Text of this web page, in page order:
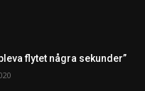
flytet några sekunder”